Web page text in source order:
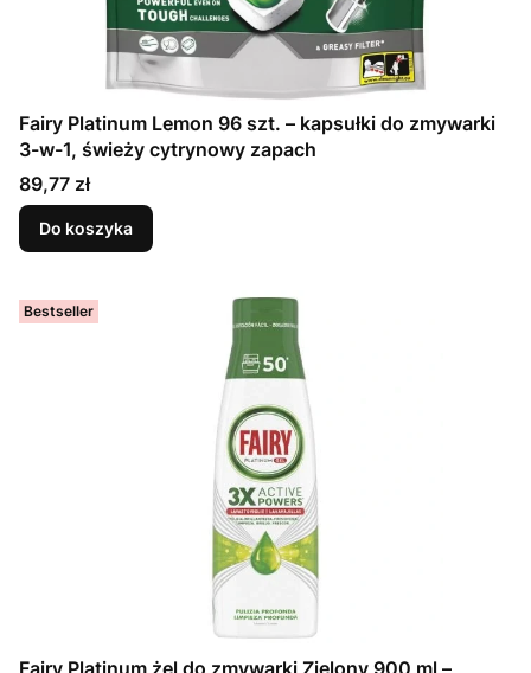
Fairy Platinum Lemon 96 szt. – kapsułki do zmywarki
3-w-1, świeży cytrynowy zapach
Cena
89,77 zł
Do koszyka
Bestseller
Fairy Platinum żel do zmywarki Zielony 900 ml –